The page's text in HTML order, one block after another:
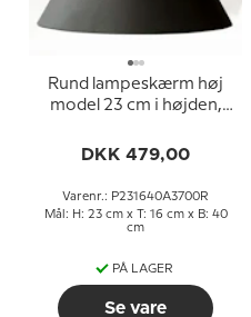
Rund lampeskærm høj
model 23 cm i højden,
DKK 479,00
Varenr.: P231640A3700R
Mål: H: 23 cm x T: 16 cm x B: 40
cm
PÅ LAGER
Se vare